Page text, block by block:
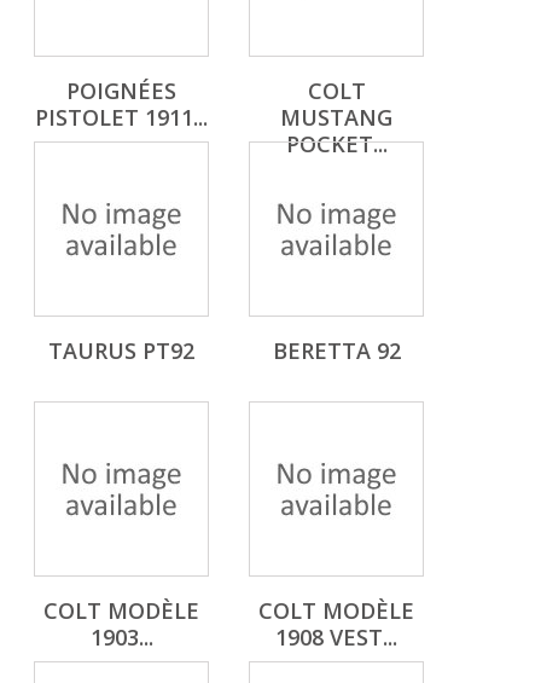
POIGNÉES
PISTOLET 1911...
COLT
MUSTANG
POCKET...
TAURUS PT92 BERETTA 92
COLT MODÈLE
1903...
COLT MODÈLE
1908 VEST...